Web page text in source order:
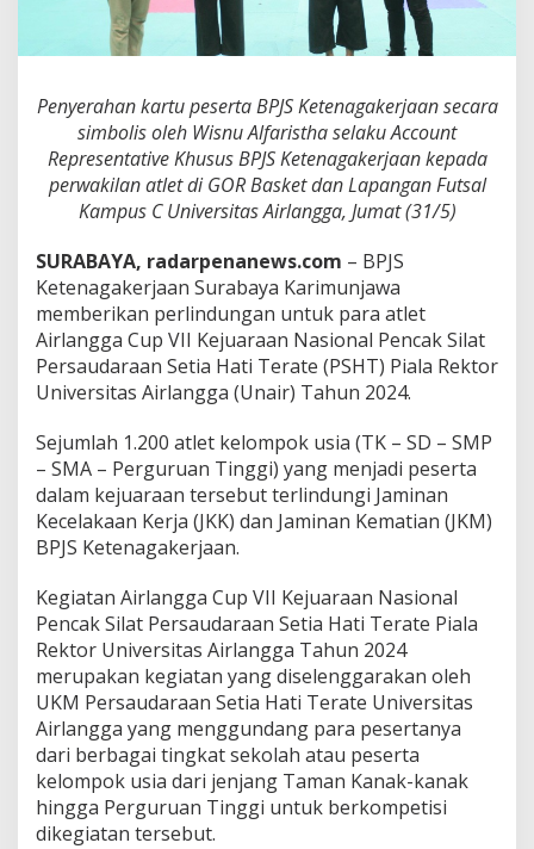
d
n
g
i
1
2
0
t
l
e
t
A
i
r
a
n
g
g
a
C
p
V
I
I
K
e
j
u
a
r
a
a
Penyerahan kartu peserta BPJS Ketenagakerjaan secara
simbolis oleh Wisnu Alfaristha selaku Account
Representative Khusus BPJS Ketenagakerjaan kepada
perwakilan atlet di GOR Basket dan Lapangan Futsal
Kampus C Universitas Airlangga, Jumat (31/5)
SURABAYA, radarpenanews.com – BPJS
Ketenagakerjaan Surabaya Karimunjawa
memberikan perlindungan untuk para atlet
Airlangga Cup VII Kejuaraan Nasional Pencak Silat
Persaudaraan Setia Hati Terate (PSHT) Piala Rektor
Universitas Airlangga (Unair) Tahun 2024.
Sejumlah 1.200 atlet kelompok usia (TK – SD – SMP
– SMA – Perguruan Tinggi) yang menjadi peserta
dalam kejuaraan tersebut terlindungi Jaminan
Kecelakaan Kerja (JKK) dan Jaminan Kematian (JKM)
BPJS Ketenagakerjaan.
Kegiatan Airlangga Cup VII Kejuaraan Nasional
Pencak Silat Persaudaraan Setia Hati Terate Piala
Rektor Universitas Airlangga Tahun 2024
merupakan kegiatan yang diselenggarakan oleh
UKM Persaudaraan Setia Hati Terate Universitas
Airlangga yang menggundang para pesertanya
dari berbagai tingkat sekolah atau peserta
kelompok usia dari jenjang Taman Kanak-kanak
hingga Perguruan Tinggi untuk berkompetisi
dikegiatan tersebut.